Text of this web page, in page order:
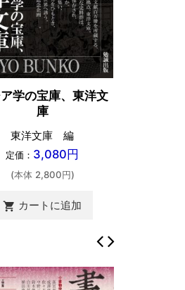
学の宝庫、東洋文
庫
東洋文庫 編
定価： 3,080円
(本体 2,800円)
shopping_cart カートに追加